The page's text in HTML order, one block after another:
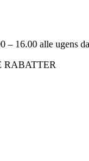
– 16.00 alle ugens